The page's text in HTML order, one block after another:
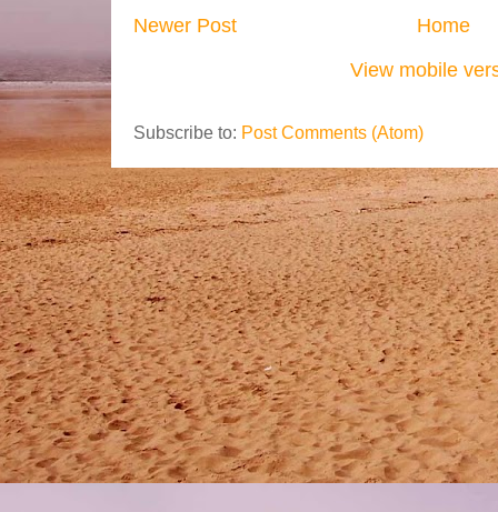
Newer Post
Home
View mobile
Subscribe to: Post Comments (Atom)